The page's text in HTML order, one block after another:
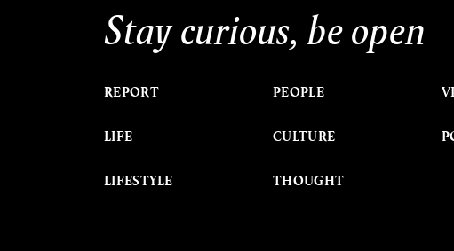
Stay curious, be open
REPORT
LIFE
LIFESTYLE
PEOPLE
CULTURE
THOUGHT